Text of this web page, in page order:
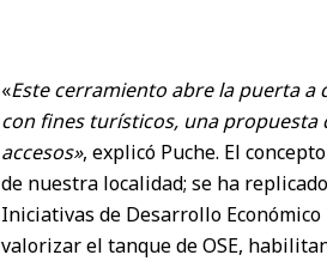
«Este cerramiento abre la puerta
con fines turísticos, una
accesos», explicó Puche. El
de nuestra localidad; se ha
Iniciativas de Desarrollo
valorizar el tanque de OSE,